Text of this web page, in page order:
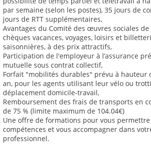
par semaine (selon les postes), 35 jours de
jours de RTT supplémentaires,
Avantages du Comité des œuvres sociales
chèques vacances, voyages, loisirs et
saisonnières, à des prix attractifs,
Participation de l'employeur à l’assurance
mutuelle sous contrat collectif,
Forfait "mobilités durables" prévu à hauteur
an, pour les agents utilisant leur vélo ou
déplacement domicile-travail,
Remboursement des frais de transports en
de 75 % (limite maximum de 104.04€)
Une offre de formations pour vous
compétences et vous accompagner dans
professionnel.